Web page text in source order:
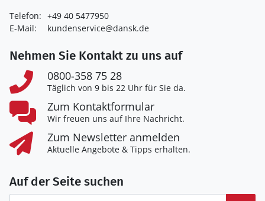
Telefon: +49 40 5477950
E-Mail:
kundenservice@dansk.de
Nehmen Sie Kontakt zu uns auf
0800-358 75 28
Täglich von 9 bis 22 Uhr für Sie da.
Zum Kontaktformular
Wir freuen uns auf Ihre Nachricht.
Zum Newsletter anmelden
Aktuelle Angebote & Tipps erhalten.
Auf der Seite suchen